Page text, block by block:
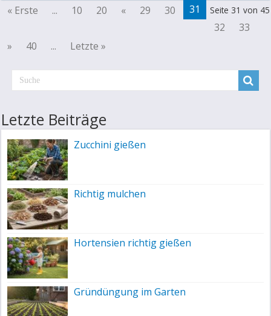
Seite 31 von 45
« Erste ... 10 20 « 29 30
31
32
33
»
40 ... Letzte »
Letzte Beiträge
Zucchini gießen
Richtig mulchen
Hortensien richtig gießen
Gründüngung im Garten